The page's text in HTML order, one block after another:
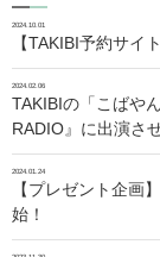
2024.10.01
【TAKIBI予約サイ
2024.02.06
TAKIBIの「こばや
RADIO』に出演さ
2024.01.24
【プレゼント企画
始！